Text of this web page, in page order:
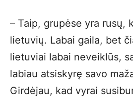
– Taip, grupėse yra rusų,
lietuvių. Labai gaila, bet
lietuviai labai neveiklūs,
labiau atsiskyrę savo
Girdėjau, kad vyrai